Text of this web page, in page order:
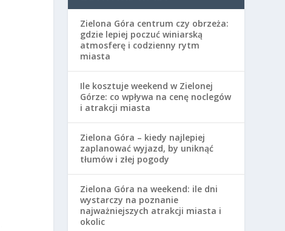
Zielona Góra centrum czy obrzeża:
gdzie lepiej poczuć winiarską
atmosferę i codzienny rytm
miasta
Ile kosztuje weekend w Zielonej
Górze: co wpływa na cenę noclegów
i atrakcji miasta
Zielona Góra – kiedy najlepiej
zaplanować wyjazd, by uniknąć
tłumów i złej pogody
Zielona Góra na weekend: ile dni
wystarczy na poznanie
najważniejszych atrakcji miasta i
okolic